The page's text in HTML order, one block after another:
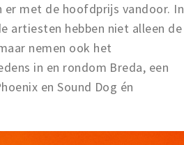
er met de hoofdprijs vandoor. In
artiesten hebben niet alleen de
nemen ook het
in en rondom Breda, een
en Sound Dog én